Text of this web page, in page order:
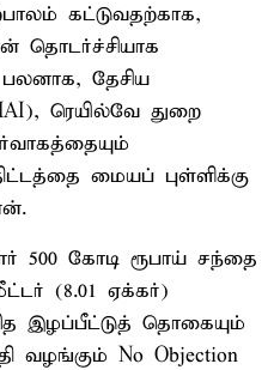
கட்டுவதற்காக,
தொடர்ச்சியாக
தேசிய
ரெயில்வே துறை
மையப் புள்ளிக்கு
500 கோடி ரூபாய் சந்தை
(8.01 ஏக்கர்)
இழப்பீட்டுத் தொகையும்
வழங்கும் No Objection